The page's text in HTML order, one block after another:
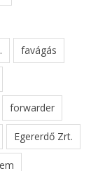
favágás
forwarder
Egererdő Zrt.